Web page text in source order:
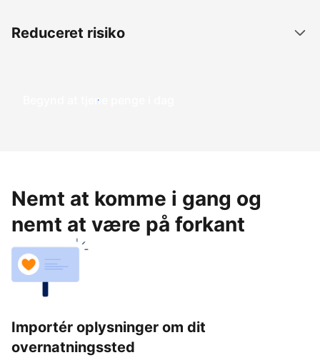
Reduceret risiko
Begynd at tjene penge i dag
Nemt at komme i gang og
nemt at være på forkant
Importér oplysninger om dit
overnatningssted